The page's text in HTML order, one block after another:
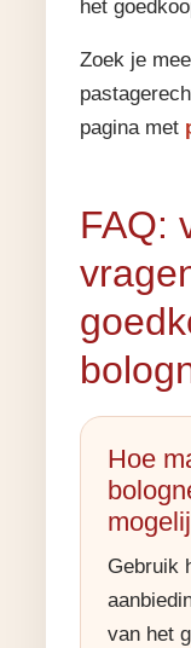
het
Zoek je
pagina met
FAQ:
Hoe
Gebruik
van het